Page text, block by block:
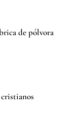
de pólvora